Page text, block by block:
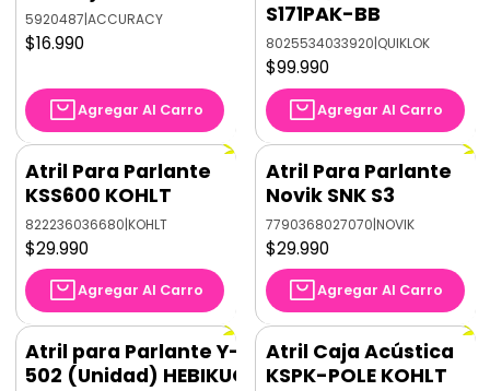
5920487|ACCURACY
$16.990
Agregar Al Carro
S171PAK-BB
8025534033920|QUIKLOK
$99.990
Agregar Al Carro
Atril Para Parlante
KSS600 KOHLT
822236036680|KOHLT
$29.990
Agregar Al Carro
Atril Para Parlante
Novik SNK S3
7790368027070|NOVIK
$29.990
Agregar Al Carro
Atril para Parlante Y-
502 (Unidad) HEBIKUO
Atril Caja Acústica
KSPK-POLE KOHLT